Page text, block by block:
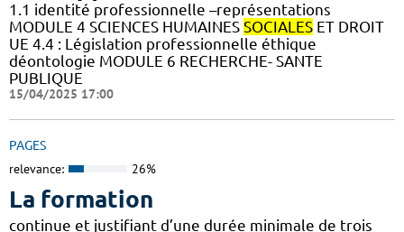
1.1 identité professionnelle –représentations
MODULE 4 SCIENCES HUMAINES SOCIALES ET DROIT
UE 4.4 : Législation professionnelle éthique
déontologie MODULE 6 RECHERCHE- SANTE
PUBLIQUE
15/04/2025 17:00
PAGES
relevance: 26%
La formation
continue et justifiant d’une durée minimale de trois